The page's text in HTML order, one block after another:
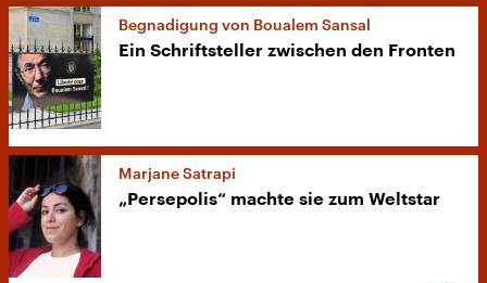
Begnadigung von Boualem Sansal
Ein Schriftsteller zwischen den Fronten
Marjane Satrapi
„Persepolis“ machte sie zum Weltstar